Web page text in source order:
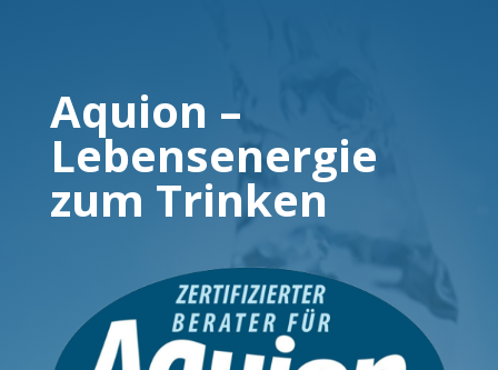
Aquion –
Lebensenergie
zum Trinken